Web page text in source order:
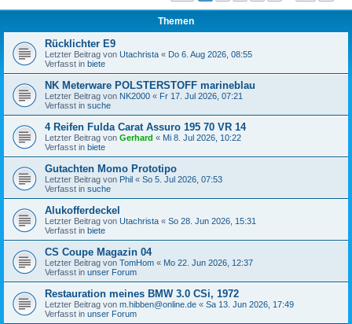
Themen
Rücklichter E9
Letzter Beitrag von Utachrista « Do 6. Aug 2026, 08:55
Verfasst in biete
NK Meterware POLSTERSTOFF marineblau
Letzter Beitrag von NK2000 « Fr 17. Jul 2026, 07:21
Verfasst in suche
4 Reifen Fulda Carat Assuro 195 70 VR 14
Letzter Beitrag von Gerhard « Mi 8. Jul 2026, 10:22
Verfasst in biete
Gutachten Momo Prototipo
Letzter Beitrag von Phil « So 5. Jul 2026, 07:53
Verfasst in suche
Alukofferdeckel
Letzter Beitrag von Utachrista « So 28. Jun 2026, 15:31
Verfasst in biete
CS Coupe Magazin 04
Letzter Beitrag von TomHom « Mo 22. Jun 2026, 12:37
Verfasst in unser Forum
Restauration meines BMW 3.0 CSi, 1972
Letzter Beitrag von m.hibben@online.de « Sa 13. Jun 2026, 17:49
Verfasst in unser Forum